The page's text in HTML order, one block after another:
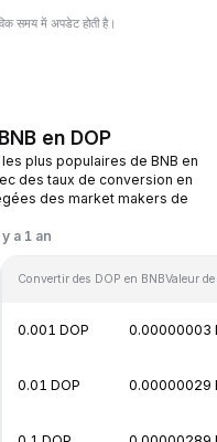
समय में अपडेट होती है।
en DOP
plus populaires de BNB en
des taux de conversion en
des market makers de
y a 1 an
Convertir des DOP en BNBValeur
0.001 DOP 0.00000003
0.01 DOP 0.00000029